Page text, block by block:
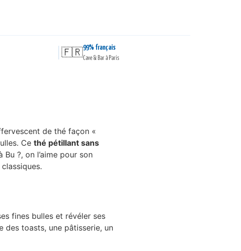
|🇫🇷
99% français
Cave & Bar à Paris
de thé façon «
Ce thé pétillant sans
?, on l’aime pour son
fines bulles et révéler ses
des toasts, une pâtisserie, un